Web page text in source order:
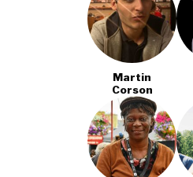
Martin
Corson